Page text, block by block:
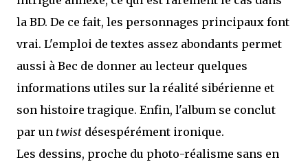
la BD. De ce fait, les personnages principaux font
vrai. L'emploi de textes assez abondants permet
aussi à Bec de donner au lecteur quelques
informations utiles sur la réalité sibérienne et
son histoire tragique. Enfin, l'album se conclut
par un twist désespérément ironique.
Les dessins, proche du photo-réalisme sans en